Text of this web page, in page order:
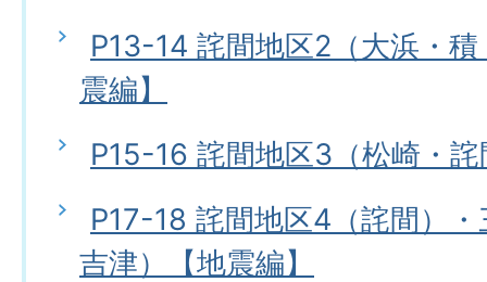
P13-14 詫間地区2（大浜・
震編】
P15-16 詫間地区3（松崎・
P17-18 詫間地区4（詫間）
吉津）【地震編】